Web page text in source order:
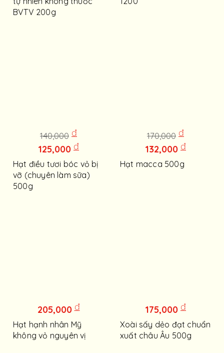
BVTV 200g
140,000 đ
125,000 đ
Hạt điều tươi bóc vỏ bị
vỡ (chuyên làm sữa)
500g
170,000 đ
132,000 đ
Hạt macca 500g
205,000 đ
Hạt hạnh nhân Mỹ
không vỏ nguyên vị
175,000 đ
Xoài sấy dẻo đạt chuẩn
xuất châu Âu 500g